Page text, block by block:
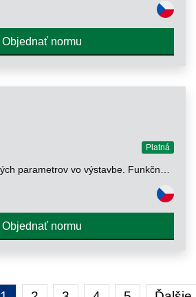
Objednať normu
Platná
Objednať normu